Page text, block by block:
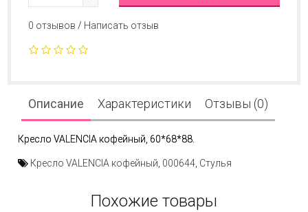
0 отзывов / Написать отзыв
Описание Характеристики Отзывы (0)
Кресло VALENCIA кофейный, 60*68*88.
Кресло VALENCIA кофейный, 000644, Стулья
Похожие товары